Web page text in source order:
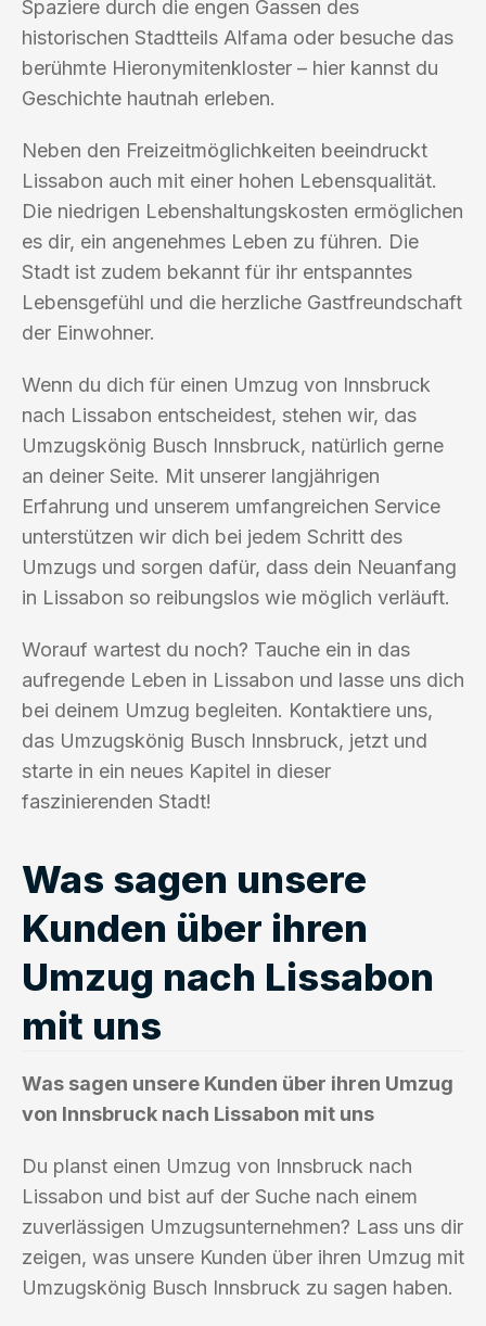
Spaziere durch die engen Gassen des
historischen Stadtteils Alfama oder besuche das
berühmte Hieronymitenkloster – hier kannst du
Geschichte hautnah erleben.
Neben den Freizeitmöglichkeiten beeindruckt
Lissabon auch mit einer hohen Lebensqualität.
Die niedrigen Lebenshaltungskosten ermöglichen
es dir, ein angenehmes Leben zu führen. Die
Stadt ist zudem bekannt für ihr entspanntes
Lebensgefühl und die herzliche Gastfreundschaft
der Einwohner.
Wenn du dich für einen Umzug von Innsbruck
nach Lissabon entscheidest, stehen wir, das
Umzugskönig Busch Innsbruck, natürlich gerne
an deiner Seite. Mit unserer langjährigen
Erfahrung und unserem umfangreichen Service
unterstützen wir dich bei jedem Schritt des
Umzugs und sorgen dafür, dass dein Neuanfang
in Lissabon so reibungslos wie möglich verläuft.
Worauf wartest du noch? Tauche ein in das
aufregende Leben in Lissabon und lasse uns dich
bei deinem Umzug begleiten. Kontaktiere uns,
das Umzugskönig Busch Innsbruck, jetzt und
starte in ein neues Kapitel in dieser
faszinierenden Stadt!
Was sagen unsere
Kunden über ihren
Umzug nach Lissabon
mit uns
Was sagen unsere Kunden über ihren Umzug
von Innsbruck nach Lissabon mit uns
Du planst einen Umzug von Innsbruck nach
Lissabon und bist auf der Suche nach einem
zuverlässigen Umzugsunternehmen? Lass uns dir
zeigen, was unsere Kunden über ihren Umzug mit
Umzugskönig Busch Innsbruck zu sagen haben.